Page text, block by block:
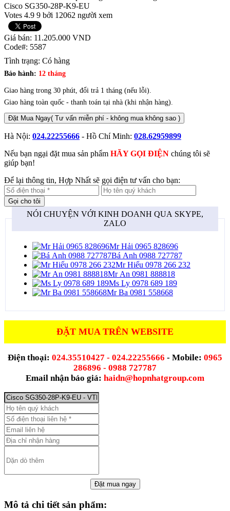
Cisco SG350-28P-K9-EU
Votes 4.9 9 bởi 12062 người xem
Giá bán: 11.205.000 VND
Code#: 5587
Tình trạng: Có hàng
Bảo hành: 12 tháng
Giao hàng trong 30 phút, đổi trả 1 tháng (nếu lỗi).
Giao hàng toàn quốc - thanh toán tại nhà (khi nhận hàng).
Đặt Mua Ngay( Tư vấn miễn phí - không mua không sao )
Hà Nội: 024.22255666 - Hồ Chí Minh: 028.62959899
Nếu bạn ngại đặt mua sản phẩm HÃY GỌI ĐIỆN chúng tôi sẽ
giúp bạn!
Để lại thông tin, Hợp Nhất sẽ gọi điện tư vấn cho bạn:
NÓI CHUYỆN VỚI KINH DOANH QUA SKYPE,
ZALO
Mr Hải 0965 828696
Bá Anh 0988 727787
Mr Hiếu 0978 266 232
Mr An 0981 888818
Ms Ly 0978 689 189
Mr Ba 0981 558668
ĐẶT MUA TRÊN WEBSITE
Điện thoại: 024.35510427 - 024.22255666 - Mobile: 0965
286896 - 0988 727787
Email nhận báo giá: haidn@hopnhatgroup.com
Mô tả chi tiết sản phẩm: